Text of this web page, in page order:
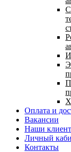
Оплата и
Вакансии
Наши
Личный
Контакты